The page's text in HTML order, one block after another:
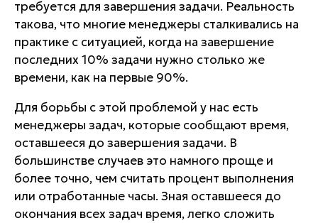
требуется для завершения задачи. Реальность
такова, что многие менеджеры сталкивались на
практике с ситуацией, когда на завершение
последних 10% задачи нужно столько же
времени, как на первые 90%.
Для борьбы с этой проблемой у нас есть
менеджеры задач, которые сообщают время,
оставшееся до завершения задачи. В
большинстве случаев это намного проще и
более точно, чем считать процент выполнения
или отработанные часы. Зная оставшееся до
окончания всех задач время, легко сложить